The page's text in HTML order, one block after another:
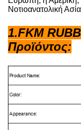
Νοτιοανατολική Ασία
1.FKM
Προϊόντος: